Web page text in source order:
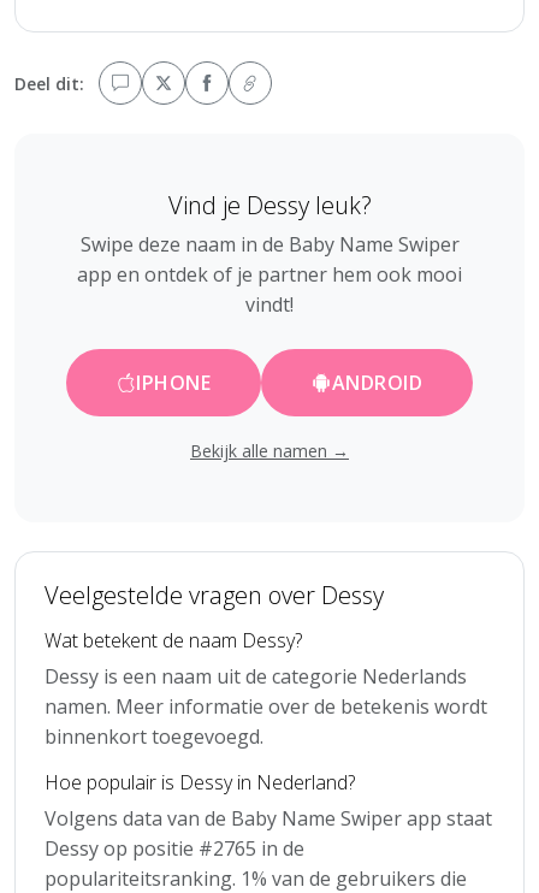
Deel dit:
Vind je Dessy leuk?
Swipe deze naam in de Baby Name Swiper
app en ontdek of je partner hem ook mooi
vindt!
IPHONE ANDROID
Bekijk alle namen →
Veelgestelde vragen over Dessy
Wat betekent de naam Dessy?
Dessy is een naam uit de categorie Nederlands
namen. Meer informatie over de betekenis wordt
binnenkort toegevoegd.
Hoe populair is Dessy in Nederland?
Volgens data van de Baby Name Swiper app staat
Dessy op positie #2765 in de
populariteitsranking. 1% van de gebruikers die